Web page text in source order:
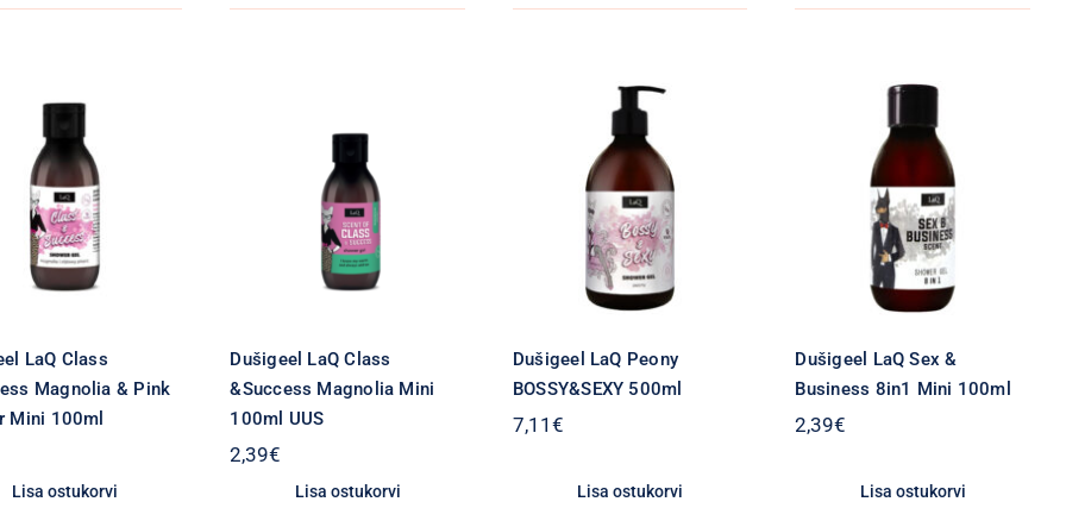
LaQ Class
Magnolia & Pink
Mini 100ml
Lisa ostukorvi
Dušigeel LaQ Class
&Success Magnolia Mini
100ml UUS
2,39€
Lisa ostukorvi
Dušigeel LaQ Peony
BOSSY&SEXY 500ml
7,11 €
Lisa ostukorvi
Dušigeel LaQ Sex &
Business 8in1 Mini 100ml
2,39€
Lisa ostukorvi